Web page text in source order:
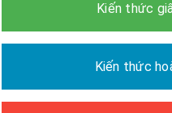
Kiến thức
Kiến thức